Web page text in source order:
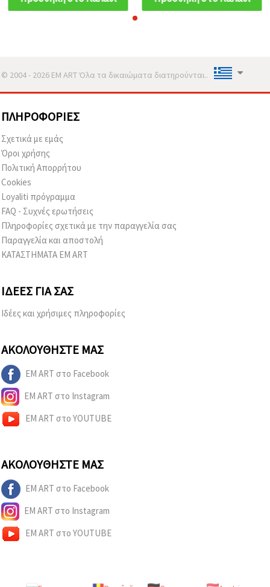
© 2004 - 2026 EM ART Όλα τα δικαιώματα διατηρούνται..
ΠΛΗΡΟΦΟΡΊΕΣ
Σχετικά με εμάς
Όροι χρήσης
Πολιτική Απορρήτου
Cookies
Loyaliti πρόγραμμα
FAQ - Συχνές ερωτήσεις
Πληροφορίες σχετικά με την παραγγελία σας
Παραγγελία και αποστολή
ΚΑΤΑΣΤΗΜΑΤΑ EM ART
ΙΔΈΕΣ ΓΙΑ ΣΑΣ
Ιδέες και χρήσιμες πληροφορίες
ΑΚΟΛΟΥΘΉΣΤΕ ΜΑΣ
EM ART στο Facebook
EM ART στο Instagram
EM ART στο YOUTUBE
ΑΚΟΛΟΥΘΉΣΤΕ ΜΑΣ
EM ART στο Facebook
EM ART στο Instagram
EM ART στο YOUTUBE